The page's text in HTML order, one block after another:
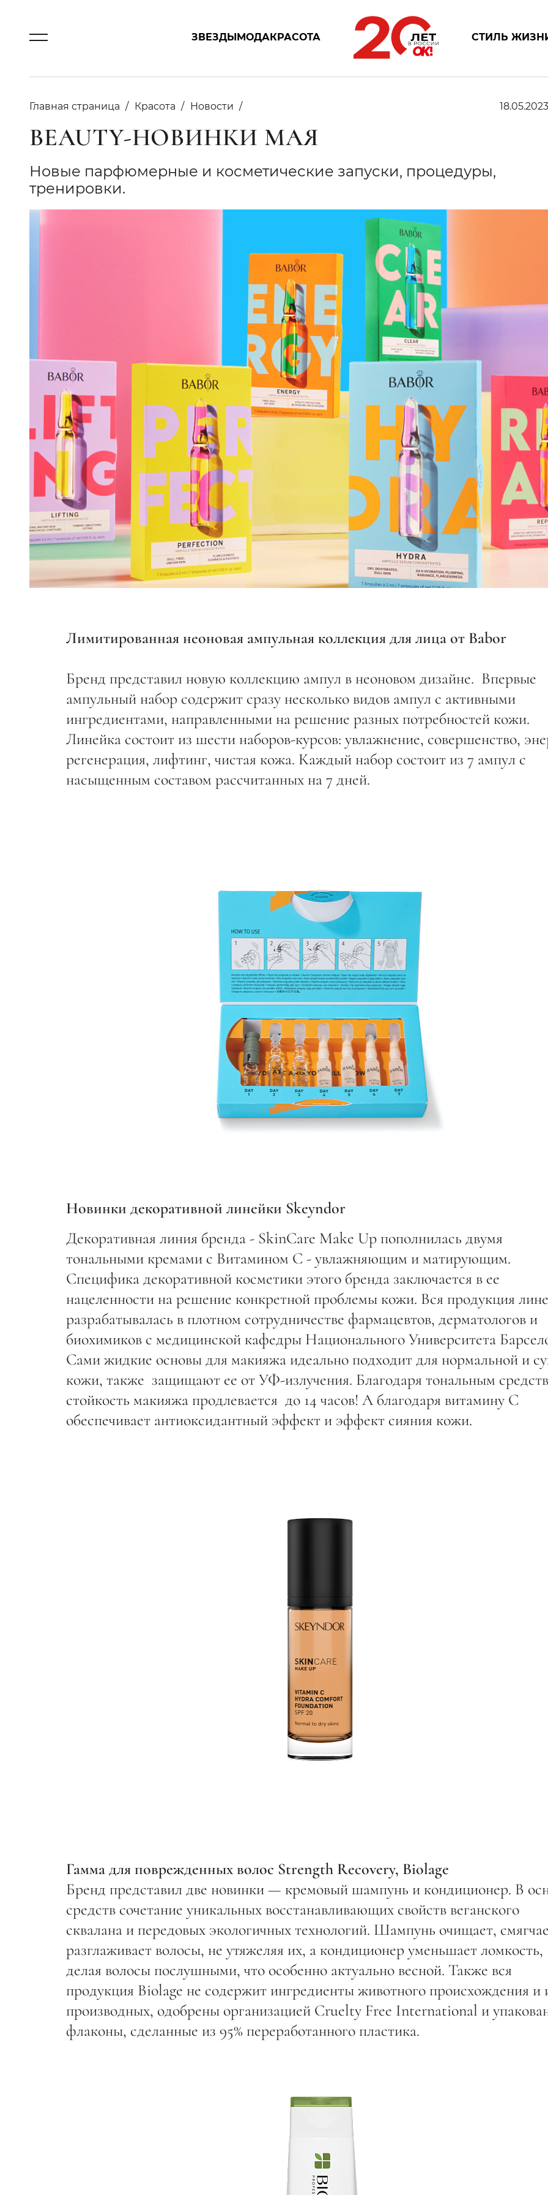
ЗВЕЗДЫМОДАКРАСОТА СТИЛЬ
Главная страница Красота Новости
BEAUTY-НОВИНКИ МАЯ
Новые парфюмерные и косметические запуски, процедуры,
тренировки.
Лимитированная неоновая ампульная коллекция для лица от Babor
Бренд представил новую коллекцию ампул в неоновом дизайне. Впервые
ампульный набор содержит сразу несколько видов ампул с активными
ингредиентами, направленными на решение разных потребностей кожи.
Линейка состоит из шести наборов-курсов: увлажнение, совершенство,
регенерация, лифтинг, чистая кожа. Каждый набор состоит из 7 ампул с
насыщенным составом рассчитанных на 7 дней.
Новинки декоративной линейки Skeyndor
Декоративная линия бренда - SkinСare Make Up пополнилась двумя
тональными кремами с Витамином С - увлажняющим и матирующим.
Специфика декоративной косметики этого бренда заключается в ее
нацеленности на решение конкретной проблемы кожи. Вся продукция
разрабатывалась в плотном сотрудничестве фармацевтов, дерматологов и
биохимиков c медицинской кафедры Национального Университета
Сами жидкие основы для макияжа идеально подходит для нормальной и
кожи, также защищают ее от УФ-излучения. Благодаря тональным
стойкость макияжа продлевается до 14 часов! А благодаря витамину C
обеспечивает антиоксидантный эффект и эффект сияния кожи.
Гамма для поврежденных волос Strength Recovery, Biolage
Бренд представил две новинки — кремовый шампунь и кондиционер. В
средств сочетание уникальных восстанавливающих свойств веганского
сквалана и передовых экологичных технологий. Шампунь очищает,
разглаживает волосы, не утяжеляя их, а кондиционер уменьшает ломкость,
делая волосы послушными, что особенно актуально весной. Также вся
продукция Biolage не содержит ингредиенты животного происхождения и
производных, одобрены организацией Cruelty Free International и
флаконы, сделанные из 95% переработанного пластика.